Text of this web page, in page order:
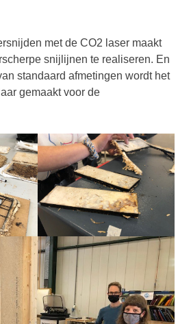
met de CO2 laser maakt
snijlijnen te realiseren. En
standaard afmetingen wordt het
gemaakt voor de